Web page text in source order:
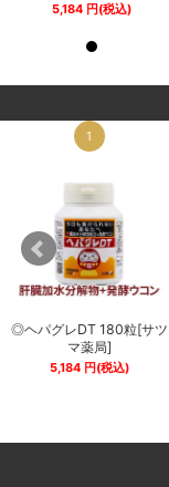
5,184 円 (税込)
1
◎ヘパグレDT 180粒[サツ
マ薬局]
5,184円(税込)